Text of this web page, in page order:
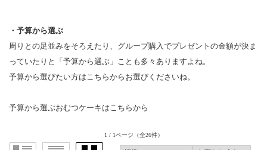
・予算から選ぶ
周りとの足並みをそろえたり、グループ購入でプレゼントの金額が決ま
っていたりと「予算から選ぶ」ことも多々ありますよね。
予算から選びたい方はこちらからお選びくださいね。
予算から選ぶおむつケーキはこちらから
1 / 1ページ （全26件）